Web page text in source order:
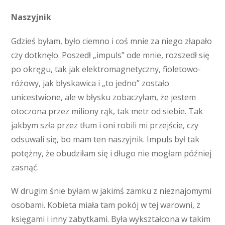
Naszyjnik
Gdzieś byłam, było ciemno i coś mnie za niego złapało
czy dotknęło. Poszedł „impuls” ode mnie, rozszedł się
po okręgu, tak jak elektromagnetyczny, fioletowo-
różowy, jak błyskawica i „to jedno” zostało
unicestwione, ale w błysku zobaczyłam, że jestem
otoczona przez miliony rąk, tak metr od siebie. Tak
jakbym szła przez tłum i oni robili mi przejście, czy
odsuwali się, bo mam ten naszyjnik. Impuls był tak
potężny, że obudziłam się i długo nie mogłam później
zasnąć.
W drugim śnie byłam w jakimś zamku z nieznajomymi
osobami. Kobieta miała tam pokój w tej warowni, z
księgami i inny zabytkami. Była wykształcona w takim